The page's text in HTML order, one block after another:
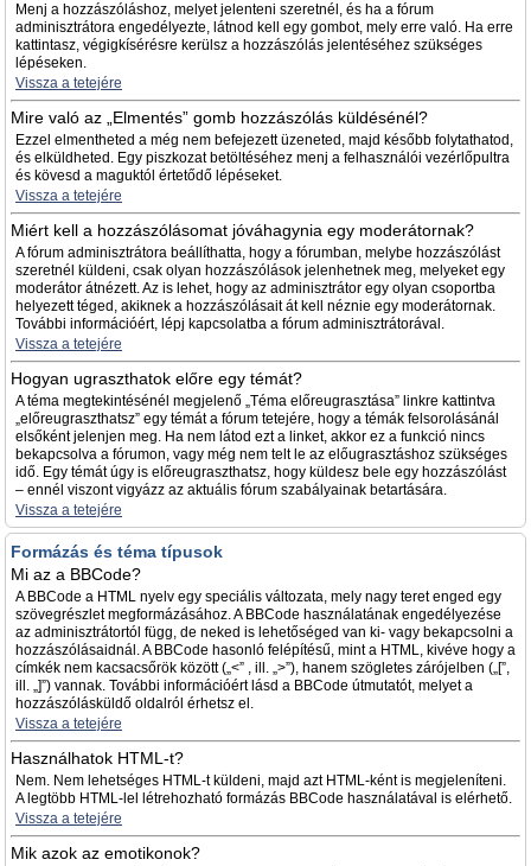
Menj a hozzászóláshoz, melyet jelenteni szeretnél, és ha a fórum
adminisztrátora engedélyezte, látnod kell egy gombot, mely erre való. Ha erre
kattintasz, végigkísérésre kerülsz a hozzászólás jelentéséhez szükséges
lépéseken.
Vissza a tetejére
Mire való az „Elmentés” gomb hozzászólás küldésénél?
Ezzel elmentheted a még nem befejezett üzeneted, majd később folytathatod,
és elküldheted. Egy piszkozat betöltéséhez menj a felhasználói vezérlőpultra
és kövesd a maguktól értetődő lépéseket.
Vissza a tetejére
Miért kell a hozzászólásomat jóváhagynia egy moderátornak?
A fórum adminisztrátora beállíthatta, hogy a fórumban, melybe hozzászólást
szeretnél küldeni, csak olyan hozzászólások jelenhetnek meg, melyeket egy
moderátor átnézett. Az is lehet, hogy az adminisztrátor egy olyan csoportba
helyezett téged, akiknek a hozzászólásait át kell néznie egy moderátornak.
További információért, lépj kapcsolatba a fórum adminisztrátorával.
Vissza a tetejére
Hogyan ugraszthatok előre egy témát?
A téma megtekintésénél megjelenő „Téma előreugrasztása” linkre kattintva
„előreugraszthatsz” egy témát a fórum tetejére, hogy a témák felsorolásánál
elsőként jelenjen meg. Ha nem látod ezt a linket, akkor ez a funkció nincs
bekapcsolva a fórumon, vagy még nem telt le az előugrasztáshoz szükséges
idő. Egy témát úgy is előreugraszthatsz, hogy küldesz bele egy hozzászólást
– ennél viszont vigyázz az aktuális fórum szabályainak betartására.
Vissza a tetejére
Formázás és téma típusok
Mi az a BBCode?
A BBCode a HTML nyelv egy speciális változata, mely nagy teret enged egy
szövegrészlet megformázásához. A BBCode használatának engedélyezése
az adminisztrátortól függ, de neked is lehetőséged van ki- vagy bekapcsolni a
hozzászólásaidnál. A BBCode hasonló felépítésű, mint a HTML, kivéve hogy a
címkék nem kacsacsőrök között („<” , ill. „>”), hanem szögletes zárójelben („[”,
ill. „]”) vannak. További információért lásd a BBCode útmutatót, melyet a
hozzászólásküldő oldalról érhetsz el.
Vissza a tetejére
Használhatok HTML-t?
Nem. Nem lehetséges HTML-t küldeni, majd azt HTML-ként is megjeleníteni.
A legtöbb HTML-lel létrehozható formázás BBCode használatával is elérhető.
Vissza a tetejére
Mik azok az emotikonok?